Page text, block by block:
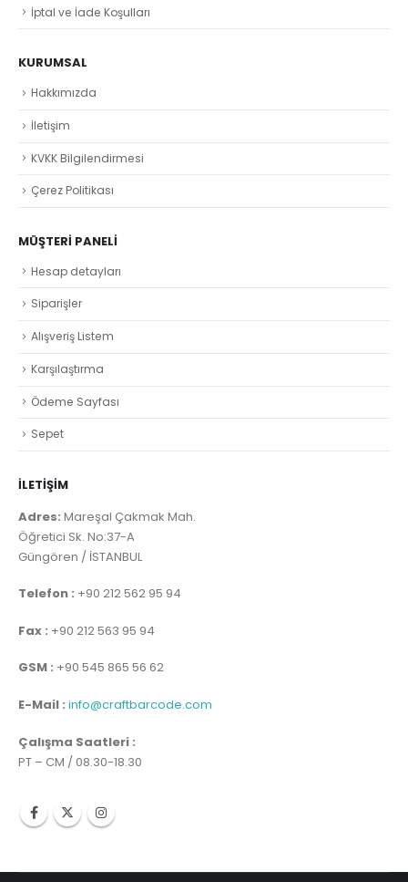
İptal ve İade Koşulları
KURUMSAL
Hakkımızda
İletişim
KVKK Bilgilendirmesi
Çerez Politikası
MÜŞTERI PANELI
Hesap detayları
Siparişler
Alışveriş Listem
Karşılaştırma
Ödeme Sayfası
Sepet
İLETİŞİM
Adres: Mareşal Çakmak Mah.
Öğretici Sk. No:37-A
Güngören / İSTANBUL
Telefon : +90 212 562 95 94
Fax : +90 212 563 95 94
GSM : +90 545 865 56 62
E-Mail : info@craftbarcode.com
Çalışma Saatleri :
PT – CM / 08.30-18.30